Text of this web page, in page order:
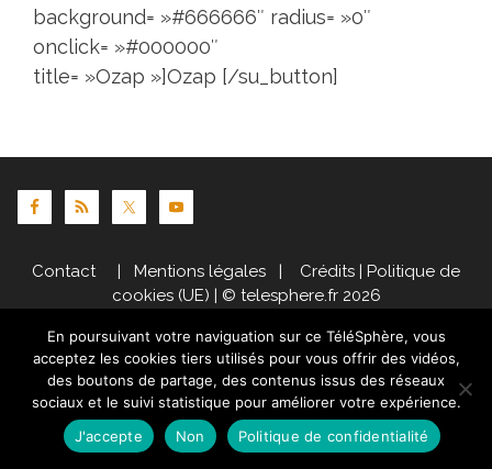
background= »#666666″ radius= »0″
onclick= »#000000″
title= »Ozap »]Ozap [/su_button]
Contact| Mentions légales | Crédits | Politique de
cookies (UE) | © telesphere.fr 2026
En poursuivant votre naviguation sur ce TéléSphère, vous
acceptez les cookies tiers utilisés pour vous offrir des vidéos,
des boutons de partage, des contenus issus des réseaux
sociaux et le suivi statistique pour améliorer votre expérience.
J'accepte
Non Politique de confidentialité